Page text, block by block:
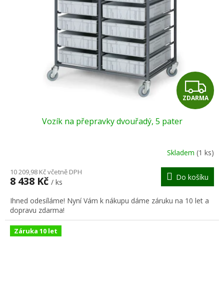
Z
D
R
M
A
ZDARMA
Vozík na přepravky dvouřadý, 5 pater
Skladem (1 ks)
10 209,98 Kč včetně DPH
8 438 Kč / ks
Do košíku
Ihned odesíláme! Nyní Vám k nákupu dáme záruku na 10 let a
dopravu zdarma!
Záruka 10 let